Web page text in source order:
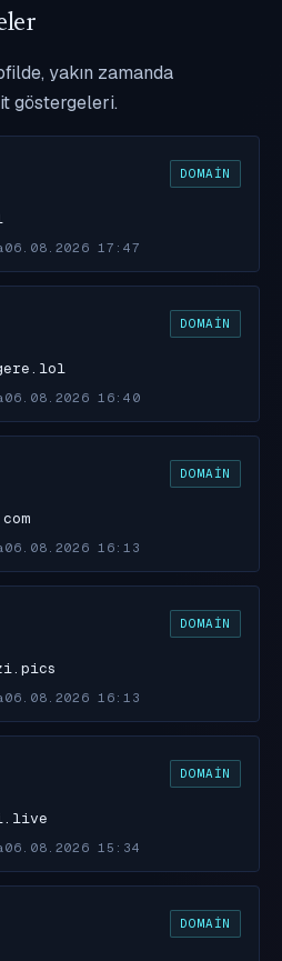
yakın zamanda
göstergeleri.
DOMAIN
06.08.2026 17:47
DOMAIN
06.08.2026 16:40
DOMAIN
06.08.2026 16:13
DOMAIN
06.08.2026 16:13
DOMAIN
06.08.2026 15:34
DOMAIN